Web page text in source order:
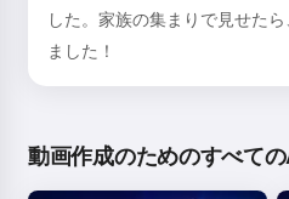
した。家族の集まりで見せた
ました！
動画作成のためのすべて